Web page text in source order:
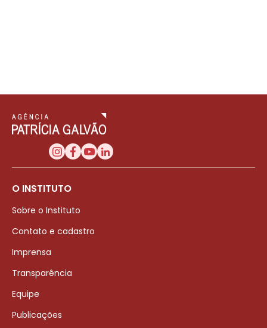
O INSTITUTO
Sobre o Instituto
Contato e cadastro
Imprensa
Transparência
Equipe
Publicações